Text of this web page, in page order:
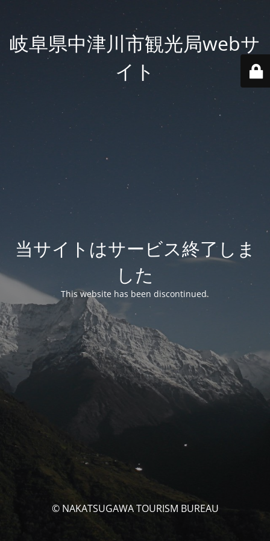
岐阜県中津川市観光局webサ
イト
当サイトはサービス終了しま
した
This website has been discontinued.
© NAKATSUGAWA TOURISM BUREAU